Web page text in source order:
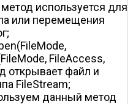
используется для
или перемещения
FileAccess,
открывает файл и
FileStream;
данный метод